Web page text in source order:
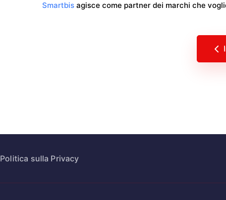
Smartbis agisce come partner dei marchi che
Politica sulla Privacy